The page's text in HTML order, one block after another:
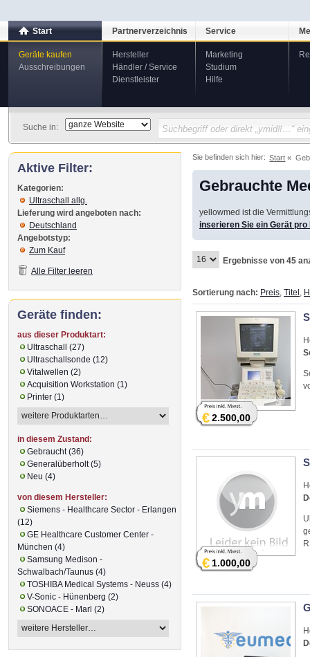
Start
Geräte kaufen
Ausschreibungen
Partnerverzeichnis
Hersteller
Händler / Service
Dienstleister
Service
Marketing
Studium
Hilfe
Suche in:
Sie befinden sich hier: Start
Gebrauchte
yellowmed ist die
inserieren Sie ein Gerät
Ergebnisse von 45
Sortierung nach: Preis Titel
€2.500,00
€1.000,00
Aktive Filter:
Kategorien:
Ultraschall allg.
Lieferung wird angeboten nach:
Deutschland
Angebotstyp:
Zum Kauf
Alle Filter leeren
Geräte finden:
aus dieser Produktart:
Ultraschall (27)
Ultraschallsonde (12)
Vitalwellen (2)
Acquisition Workstation (1)
Printer (1)
in diesem Zustand:
Gebraucht (36)
Generalüberholt (5)
Neu (4)
von diesem Hersteller:
Siemens - Healthcare Sector - Erlangen
(12)
GE Healthcare Customer Center -
München (4)
Samsung Medison -
Schwalbach/Taunus (4)
TOSHIBA Medical Systems - Neuss (4)
V-Sonic - Hünenberg (2)
SONOACE - Marl (2)